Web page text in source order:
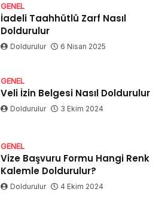
GENEL
İadeli Taahhütlü Zarf Nasıl
Doldurulur
Doldurulur 6 Nisan 2025
GENEL
Veli İzin Belgesi Nasıl Doldurulur
Doldurulur 3 Ekim 2024
GENEL
Vize Başvuru Formu Hangi Renk
Kalemle Doldurulur?
Doldurulur 4 Ekim 2024